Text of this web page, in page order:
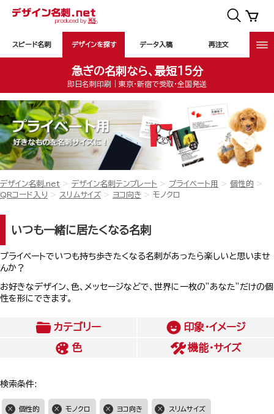
スピード名刺 デザインを探す データ入稿 再注文
急ぎの名刺なら、最短15分
即日名刺印刷｜東京・新宿で受取・全国発送
デザイン名刺.net デザイン名刺テンプレート プライベート用
個性的
QRコード入り
スリムサイズ ヨコ向き モノクロ
いつも一緒に居たくなる名刺
プライベートでいつも持ち歩きたくなる名刺があったら楽しいと思いませ
んか？
お好きなデザイン、色、メッセージなどで、世界に一枚の”あなた”だけの個
性を形にできます。
カテゴリー
印象・イメージ
色
機能・サイズ
検索条件:
個性的 モノクロ ヨコ向き スリムサイズ